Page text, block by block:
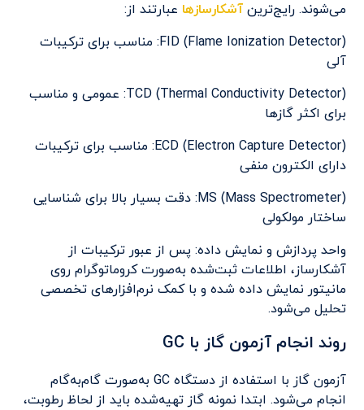
می‌شوند. رایج‌ترینآشکارسازها عبارتند از:
FID (Flame Ionization Detector): مناسب برای ترکیبات
آلی
TCD (Thermal Conductivity Detector): عمومی و مناسب
برای اکثر گازها
ECD (Electron Capture Detector): مناسب برای ترکیبات
دارای الکترون منفی
MS (Mass Spectrometer): دقت بسیار بالا برای شناسایی
ساختار مولکولی
واحد پردازش و نمایش داده: پس از عبور ترکیبات از
آشکارساز، اطلاعات ثبت‌شده به‌صورت کروماتوگرام روی
مانیتور نمایش داده شده و با کمک نرم‌افزارهای تخصصی
تحلیل می‌شود.
روند انجام آزمون گاز با GC
آزمون گاز با استفاده از دستگاه GC به‌صورت گام‌به‌گام
انجام می‌شود. ابتدا نمونه گاز تهیه‌شده باید از لحاظ رطوبت،